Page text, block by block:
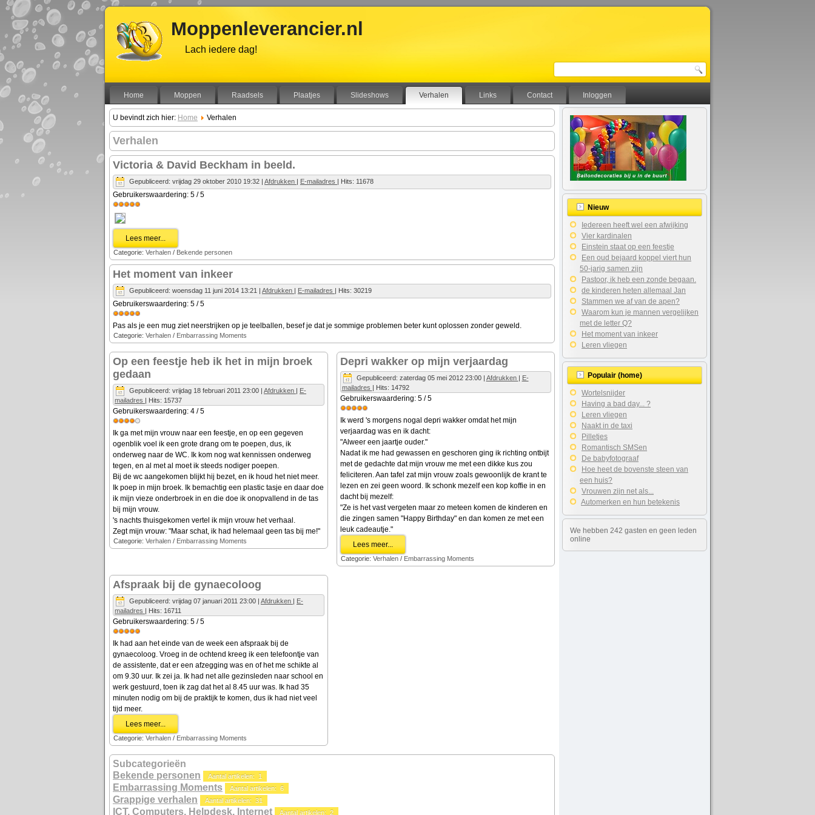
Moppenleverancier.nl
Lach iedere dag!
Home Moppen Raadsels Plaatjes Slideshows Verhalen Links Contact Inloggen
U bevindt zich hier: Home Verhalen
Verhalen
Victoria & David Beckham in beeld.
Gepubliceerd: vrijdag 29 oktober 2010 19:32 | Afdrukken | E-mailadres | Hits: 11678
Gebruikerswaardering: 5 /5
Lees meer...
Categorie: Verhalen / Bekende personen
Het moment van inkeer
Gepubliceerd: woensdag 11 juni 2014 13:21 | Afdrukken | E-mailadres | Hits: 30219
Gebruikerswaardering: 5 /5
Pas als je een mug ziet neerstrijken op je teelballen, besef je dat je sommige problemen beter kunt oplossen zonder geweld.
Categorie: Verhalen / Embarrassing Moments
Op een feestje heb ik het in mijn broek
gedaan
Gepubliceerd: vrijdag 18 februari 2011 23:00 | Afdrukken | E-
mailadres | Hits: 15737
Gebruikerswaardering: 4 /5
Ik ga met mijn vrouw naar een feestje, en op een gegeven
ogenblik voel ik een grote drang om te poepen, dus, ik
onderweg naar de WC. Ik kom nog wat kennissen onderweg
tegen, en al met al moet ik steeds nodiger poepen.
Bij de wc aangekomen blijkt hij bezet, en ik houd het niet meer.
Ik poep in mijn broek. Ik bemachtig een plastic tasje en daar doe
ik mijn vieze onderbroek in en die doe ik onopvallend in de tas
bij mijn vrouw.
's nachts thuisgekomen vertel ik mijn vrouw het verhaal.
Zegt mijn vrouw: "Maar schat, ik had helemaal geen tas bij me!"
Categorie: Verhalen / Embarrassing Moments
Depri wakker op mijn verjaardag
Gepubliceerd: zaterdag 05 mei 2012 23:00| Afdrukken | E-
mailadres | Hits: 14792
Gebruikerswaardering: 5/5
Ik werd 's morgens nogal depri wakker omdat het mijn
verjaardag was en ik dacht:
"Alweer een jaartje ouder."
Nadat ik me had gewassen en geschoren ging ik richting ontbijt
met de gedachte dat mijn vrouw me met een dikke kus zou
feliciteren. Aan tafel zat mijn vrouw zoals gewoonlijk de krant te
lezen en zei geen woord. Ik schonk mezelf een kop koffie in en
dacht bij mezelf:
"Ze is het vast vergeten maar zo meteen komen de kinderen en
die zingen samen "Happy Birthday" en dan komen ze met een
leuk cadeautje."
Lees meer...
Categorie: Verhalen/ Embarrassing Moments
Afspraak bij de gynaecoloog
Gepubliceerd: vrijdag 07 januari 2011 23:00 | Afdrukken | E-
mailadres | Hits: 16711
Gebruikerswaardering: 5 /5
Ik had aan het einde van de week een afspraak bij de
gynaecoloog. Vroeg in de ochtend kreeg ik een telefoontje van
de assistente, dat er een afzegging was en of het me schikte al
om 9.30 uur. Ik zei ja. Ik had net alle gezinsleden naar school en
werk gestuurd, toen ik zag dat het al 8.45 uur was. Ik had 35
minuten nodig om bij de praktijk te komen, dus ik had niet veel
tijd meer.
Lees meer...
Categorie: Verhalen / Embarrassing Moments
Subcategorieën
Bekende personen
Aantal artikelen: 1
Embarrassing Moments Aantal artikelen: 6
Grappige verhalen Aantal artikelen: 31
ICT, Computers, Helpdesk, Internet Aantal artikelen: 2
Nieuw
Iedereen heeft wel een afwijking
Vier kardinalen
Einstein staat op een feestje
Een oud bejaard koppel viert hun
50-jarig samen zijn
Pastoor, ik heb een zonde begaan.
de kinderen heten allemaal Jan
Stammen we af van de apen?
Waarom kun je mannen vergelijken
met de letter Q?
Het moment van inkeer
Leren vliegen
Populair (home)
Wortelsnijder
Having a bad day... ?
Leren vliegen
Naakt in de taxi
Pilletjes
Romantisch SMSen
De babyfotograaf
Hoe heet de bovenste steen van
een huis?
Vrouwen zijn net als...
Automerken en hun betekenis
We hebben 242 gasten en geen leden
online